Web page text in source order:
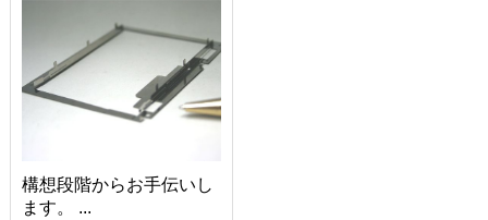
構想段階からお手伝いし
ます。 ...